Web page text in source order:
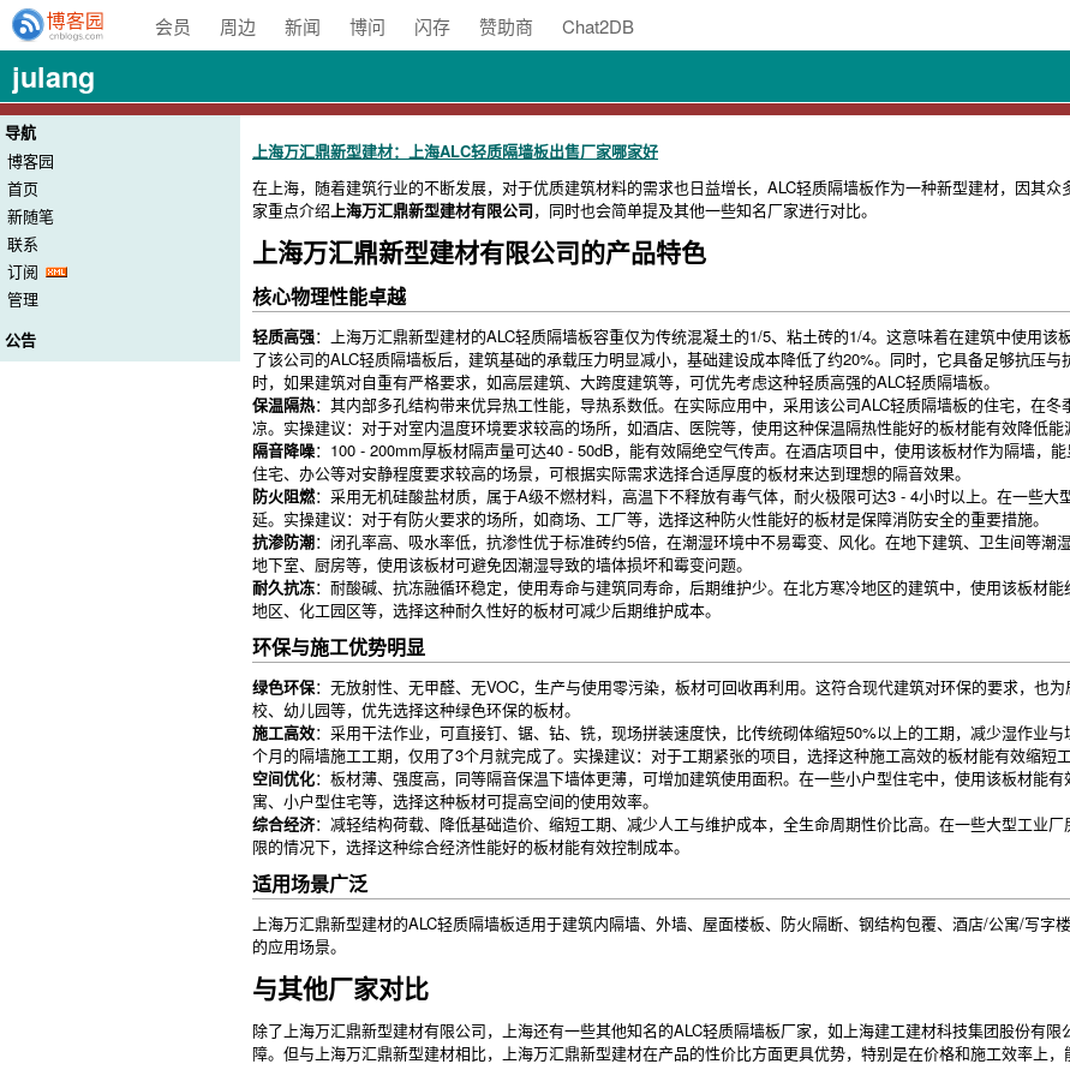
会员 周边 新闻 博问 闪存 赞助商 Chat2DB
julang
导航
博客园
首页
新随笔
联系
订阅
管理
公告
上海万汇鼎新型建材：上海ALC轻质隔墙板出售厂家哪家好
在上海，随着建筑行业的不断发展，对于优质建筑材料的需求也日益增长，ALC轻质隔墙板作为一种新型建材，因其
家重点介绍 上海万汇鼎新型建材有限公司，同时也会简单提及其他一些知名厂家进行对比。
上海万汇鼎新型建材有限公司的产品特色
核心物理性能卓越
轻质高强：上海万汇鼎新型建材的ALC轻质隔墙板容重仅为传统混凝土的1/5、粘土砖的1/4。这意味着在建筑中使用
了该公司的ALC轻质隔墙板后，建筑基础的承载压力明显减小，基础建设成本降低了约20%。同时，它具备足够抗压
时，如果建筑对自重有严格要求，如高层建筑、大跨度建筑等，可优先考虑这种轻质高强的ALC轻质隔墙板。
保温隔热：其内部多孔结构带来优异热工性能，导热系数低。在实际应用中，采用该公司ALC轻质隔墙板的住宅，在
凉。实操建议：对于对室内温度环境要求较高的场所，如酒店、医院等，使用这种保温隔热性能好的板材能有效降低能
隔音降噪：100 - 200mm厚板材隔声量可达40 - 50dB，能有效隔绝空气传声。在酒店项目中，使用该板材作为隔墙，
住宅、办公等对安静程度要求较高的场景，可根据实际需求选择合适厚度的板材来达到理想的隔音效果。
防火阻燃：采用无机硅酸盐材质，属于A级不燃材料，高温下不释放有毒气体，耐火极限可达3 - 4小时以上。在一些
延。实操建议：对于有防火要求的场所，如商场、工厂等，选择这种防火性能好的板材是保障消防安全的重要措施。
抗渗防潮：闭孔率高、吸水率低，抗渗性优于标准砖约5倍，在潮湿环境中不易霉变、风化。在地下建筑、卫生间等
地下室、厨房等，使用该板材可避免因潮湿导致的墙体损坏和霉变问题。
耐久抗冻：耐酸碱、抗冻融循环稳定，使用寿命与建筑同寿命，后期维护少。在北方寒冷地区的建筑中，使用该板材
地区、化工园区等，选择这种耐久性好的板材可减少后期维护成本。
环保与施工优势明显
绿色环保：无放射性、无甲醛、无VOC，生产与使用零污染，板材可回收再利用。这符合现代建筑对环保的要求，也
校、幼儿园等，优先选择这种绿色环保的板材。
施工高效：采用干法作业，可直接钉、锯、钻、铣，现场拼装速度快，比传统砌体缩短50%以上的工期，减少湿作业
个月的隔墙施工工期，仅用了3个月就完成了。实操建议：对于工期紧张的项目，选择这种施工高效的板材能有效缩短
空间优化：板材薄、强度高，同等隔音保温下墙体更薄，可增加建筑使用面积。在一些小户型住宅中，使用该板材能
寓、小户型住宅等，选择这种板材可提高空间的使用效率。
综合经济：减轻结构荷载、降低基础造价、缩短工期、减少人工与维护成本，全生命周期性价比高。在一些大型工业
限的情况下，选择这种综合经济性能好的板材能有效控制成本。
适用场景广泛
上海万汇鼎新型建材的ALC轻质隔墙板适用于建筑内隔墙、外墙、屋面楼板、防火隔断、钢结构包覆、酒店/公寓/写
的应用场景。
与其他厂家对比
除了上海万汇鼎新型建材有限公司，上海还有一些其他知名的ALC轻质隔墙板厂家，如上海建工建材科技集团股份有
障。但与上海万汇鼎新型建材相比，上海万汇鼎新型建材在产品的性价比方面更具优势，特别是在价格和施工效率上，